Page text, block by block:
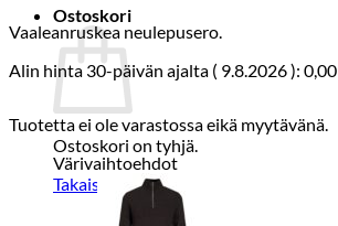
Ostoskori
Ostoskori on tyhjä.
Takaisin kauppaan
Vaaleanruskea neulepusero.
Alin hinta 30-päivän ajalta ( 9.8.2026): 0,00
Tuotetta ei ole varastossa eikä myytävänä.
Värivaihtoehdot